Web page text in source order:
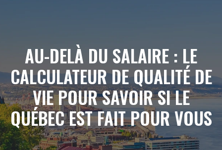
AU-DELÀ DU SALAIRE : LE
CALCULATEUR DE QUALITÉ DE
VIE POUR SAVOIR SI LE
QUÉBEC EST FAIT POUR VOUS